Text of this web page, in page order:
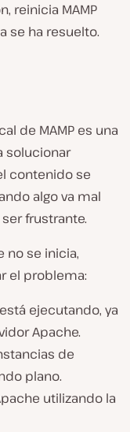
reinicia MAMP
se ha resuelto.
de MAMP es una
solucionar
contenido se
algo va mal
frustrante.
no se inicia,
el problema:
ejecutando, ya
Apache.
de
plano.
utilizando la